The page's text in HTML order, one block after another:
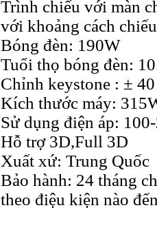
Trình chiếu với màn
với khoảng cách
Bóng đèn: 190W
Tuổi thọ bóng đèn:
Chỉnh keystone : ±
Kích thước máy:
Sử dụng điện áp:
Hỗ trợ 3D,Full 3D
Xuất xứ: Trung Quốc
Bảo hành: 24 tháng
theo điệu kiện nào